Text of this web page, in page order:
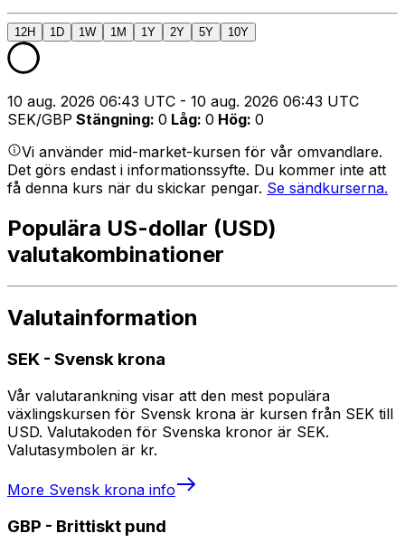
12H 1D 1W 1M 1Y 2Y 5Y 10Y
10 aug. 2026 06:43 UTC - 10 aug. 2026 06:43 UTC
SEK/GBP Stängning: 0 Låg: 0 Hög: 0
Vi använder mid-market-kursen för vår omvandlare.
Det görs endast i informationssyfte. Du kommer inte att
få denna kurs när du skickar pengar. Se sändkurserna.
Populära US-dollar (USD)
valutakombinationer
Valutainformation
SEK - Svensk krona
Vår valutarankning visar att den mest populära
växlingskursen för Svensk krona är kursen från SEK till
USD. Valutakoden för Svenska kronor är SEK.
Valutasymbolen är kr.
More Svensk krona info
GBP - Brittiskt pund